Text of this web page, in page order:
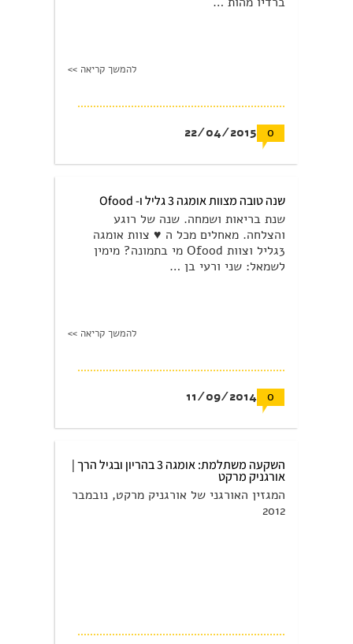
להמשך קריאה >>
0
22/04/2015
שנה טובה מצוות אומגה 3 גליל ו- Ofood
שנת בריאות ושמחה. שנה של רוגע
והצלחה. מאחלים מכל ה ♥ צוות אומגה
3גליל וצוות Ofood מי בתמונה? מימין
לשמאל: שני ורעי בן …
להמשך קריאה >>
0
11/09/2014
השקעה משתלמת: אומגה 3 בהריון ובגיל הרך |
אורגניק מרקט
המגזין האורגני של אורגניק מרקט, נובמבר
2012